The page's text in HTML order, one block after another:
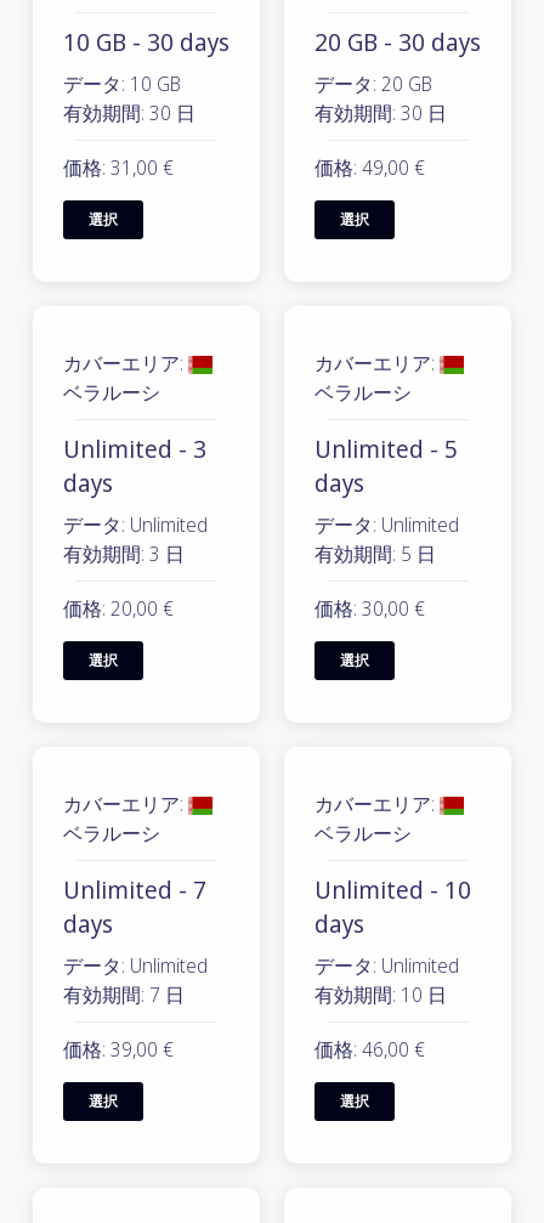
10 GB - 30 days
データ: 10 GB
有効期間: 30 日
価格: 31,00 €
選択
20 GB - 30 days
データ: 20 GB
有効期間: 30 日
価格: 49,00 €
選択
カバーエリア:
ベラルーシ
Unlimited - 3
days
データ: Unlimited
有効期間: 3 日
価格: 20,00 €
選択
カバーエリア:
ベラルーシ
Unlimited - 5
days
データ: Unlimited
有効期間: 5 日
価格: 30,00 €
選択
カバーエリア:
ベラルーシ
Unlimited - 7
days
データ: Unlimited
有効期間: 7 日
価格: 39,00 €
選択
カバーエリア:
ベラルーシ
Unlimited - 10
days
データ: Unlimited
有効期間: 10 日
価格: 46,00 €
選択